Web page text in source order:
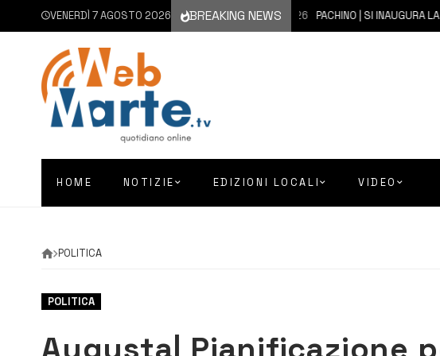
VENERDÌ 7 AGOSTO 2026 BREAKING NEWS
7 AGOSTO 2026 PACHINO | SI INAUGURA LA
HOME NOTIZIE EDIZIONI LOCALI VIDEO
POLITICA
POLITICA